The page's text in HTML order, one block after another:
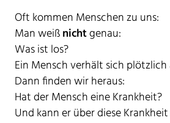
Oft kommen Menschen zu uns:
Man weißnichtgenau:
Was ist los?
Ein Mensch verhält sich plötzlich
Dann finden wir heraus:
Hat der Mensch eine Krankheit?
Und kann er über diese Krankheit